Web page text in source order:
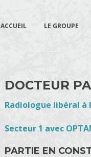
ACCUEIL LE GROUPE
DOCTEUR
Radiologue libéral à
Secteur 1 avec
PARTIE EN